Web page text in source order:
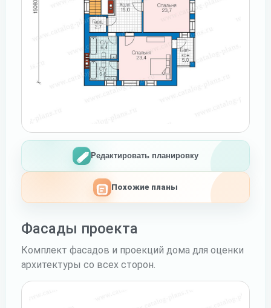
Редактировать планировку
Похожие планы
Фасады проекта
Комплект фасадов и проекций дома для оценки
архитектуры со всех сторон.